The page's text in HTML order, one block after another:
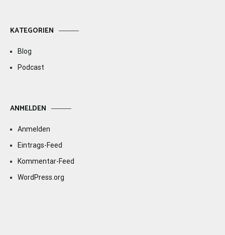
KATEGORIEN
Blog
Podcast
ANMELDEN
Anmelden
Eintrags-Feed
Kommentar-Feed
WordPress.org